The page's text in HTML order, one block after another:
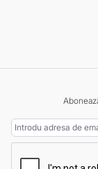
Adresa Email